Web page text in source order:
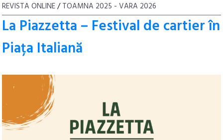
REVISTA ONLINE/TOAMNA 2025 - VARA 2026
La Piazzetta – Festival de cartier în
Piața Italiană